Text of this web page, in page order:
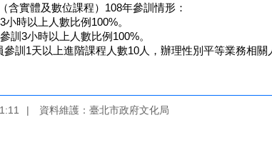
實體及數位課程）108年參訓情形：
時以上人數比例100%。
訓3小時以上人數比例100%。
訓1天以上進階課程人數10人，辦理性別平等業務相關
資料維護：臺北市政府文化局